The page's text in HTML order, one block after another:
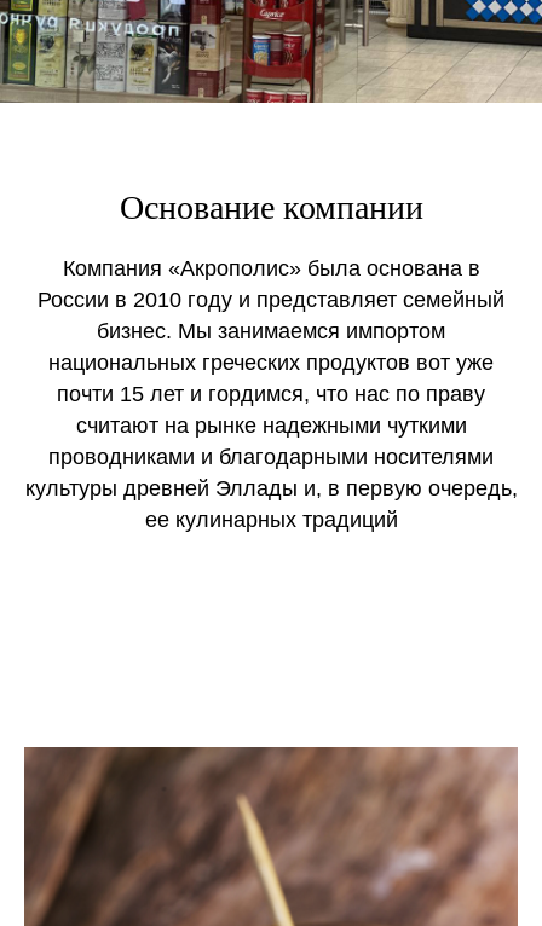
Основание компании
Компания «Акрополис» была основана в
России в 2010 году и представляет семейный
бизнес. Мы занимаемся импортом
национальных греческих продуктов вот уже
почти 15 лет и гордимся, что нас по праву
считают на рынке надежными чуткими
проводниками и благодарными носителями
культуры древней Эллады и, в первую очередь,
ее кулинарных традиций